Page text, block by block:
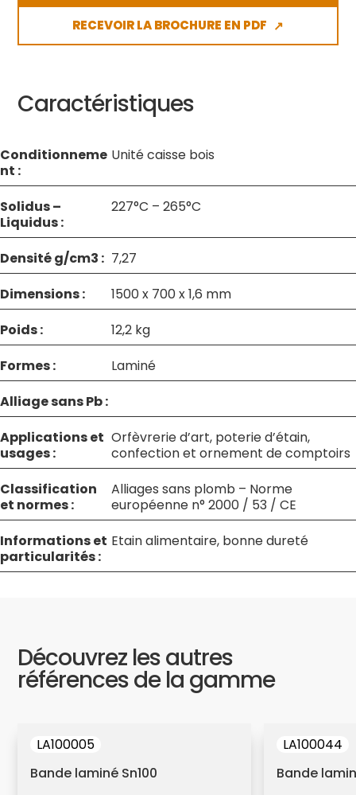
RECEVOIR LA BROCHURE EN PDF ↗
Caractéristiques
Conditionneme
nt :
Unité caisse bois
Solidus –
Liquidus :
227°C – 265°C
Densité g/cm3 : 7,27
Dimensions :
1500 x 700 x 1,6 mm
Poids :
12,2 kg
Formes :
Laminé
Alliage sans Pb :
Applications et
usages :
Orfèvrerie d’art, poterie d’étain,
confection et ornement de comptoirs
Classification
et normes :
Alliages sans plomb – Norme
européenne n° 2000 / 53 / CE
Informations et
particularités :
Etain alimentaire, bonne dureté
Découvrez les autres
références de la gamme
LA100005
Bande laminé Sn100
LA100044
Bande